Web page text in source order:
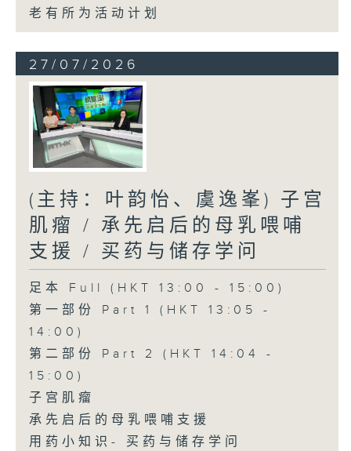
老有所为活动计划
27/07/2026
(主持：叶韵怡、虞逸峯) 子宫
肌瘤 / 承先启后的母乳喂哺
支援 / 买药与储存学问
足本 Full (HKT 13:00 - 15:00)
第一部份 Part 1 (HKT 13:05 -
14:00)
第二部份 Part 2 (HKT 14:04 -
15:00)
子宫肌瘤
承先启后的母乳喂哺支援
用药小知识- 买药与储存学问